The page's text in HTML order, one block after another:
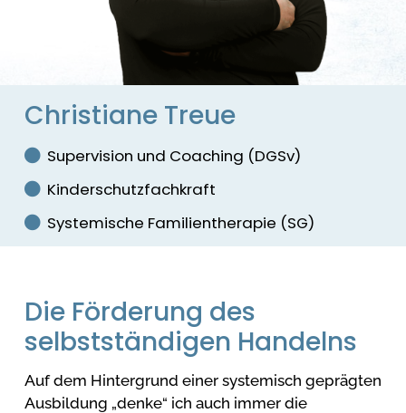
Christiane Treue
Supervision und Coaching (DGSv)
Kinderschutzfachkraft
Systemische Familientherapie (SG)
Die Förderung des
selbstständigen Handelns
Auf dem Hintergrund einer systemisch geprägten
Ausbildung „denke“ ich auch immer die